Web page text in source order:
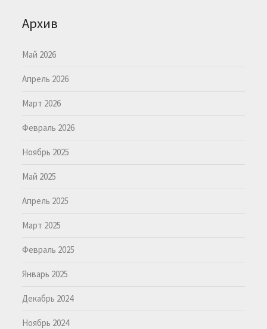
Архив
Май 2026
Апрель 2026
Март 2026
Февраль 2026
Ноябрь 2025
Май 2025
Апрель 2025
Март 2025
Февраль 2025
Январь 2025
Декабрь 2024
Ноябрь 2024